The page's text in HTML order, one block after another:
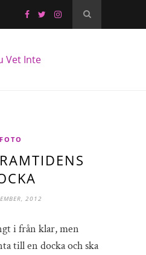
FOTO
2012
i från klar, men
till en docka och ska